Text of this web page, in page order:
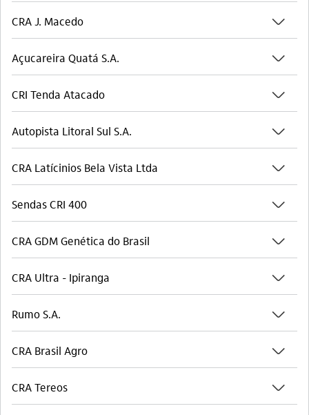
CRA J. Macedo seta_baixo
Açucareira Quatá S.A. seta_baixo
CRI Tenda Atacado seta_baixo
Autopista Litoral Sul S.A. seta_baixo
CRA Latícinios Bela Vista Ltda seta_baixo
Sendas CRI 400 seta_baixo
CRA GDM Genética do Brasil seta_baixo
CRA Ultra - Ipiranga seta_baixo
Rumo S.A. seta_baixo
CRA Brasil Agro seta_baixo
CRA Tereos seta_baixo